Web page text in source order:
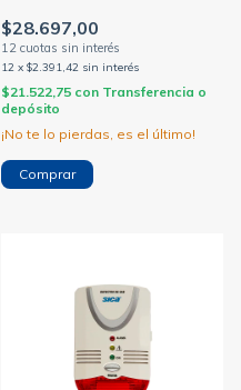
$28.697,00
12 x $2.391,42 sin interés
$21.522,75 con Transferencia o
depósito
¡No te lo pierdas, es el último!